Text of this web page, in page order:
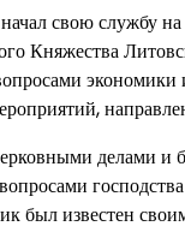
свою службу
Княжества
делами и
был известен